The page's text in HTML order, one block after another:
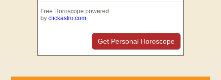
Free Horoscope powered
by clickastro.com
Get Personal Horoscope